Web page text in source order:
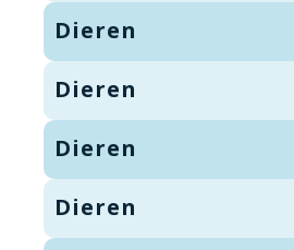
Dieren
Dieren
Dieren
Dieren